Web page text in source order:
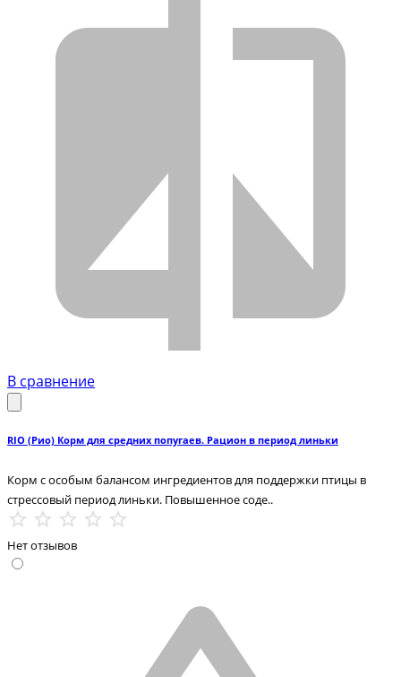
В сравнение
RIO (Рио) Корм для средних попугаев. Рацион в период линьки
Корм с особым балансом ингредиентов для поддержки птицы в
стрессовый период линьки. Повышенное соде..
Нет отзывов